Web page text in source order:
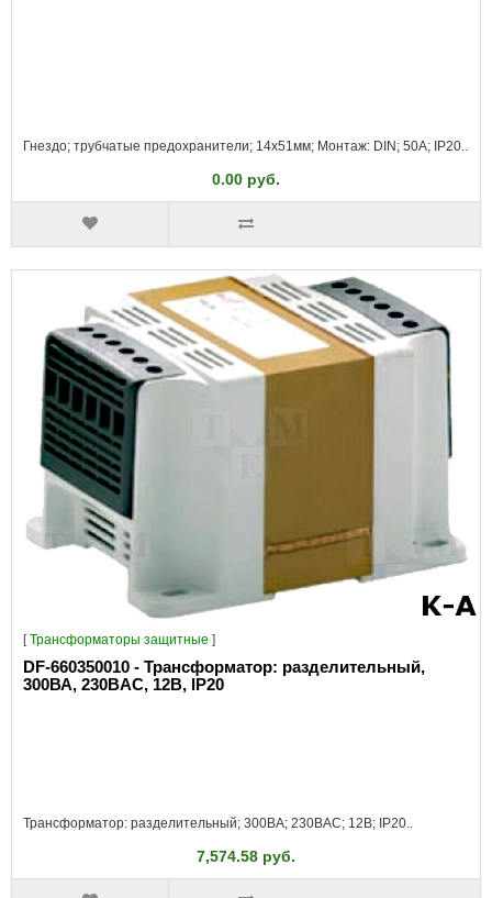
Гнездо; трубчатые предохранители; 14x51мм; Монтаж: DIN; 50А; IP20..
0.00 руб.
[Трансформаторы защитные ]
DF-660350010 - Трансформатор: разделительный,
300ВА, 230ВAC, 12В, IP20
Трансформатор: разделительный; 300ВА; 230ВAC; 12В; IP20..
7,574.58 руб.